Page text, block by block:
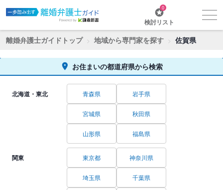
0
検討リスト
離婚弁護士ガイドトップ 地域から専門家を探す 佐賀県
お住まいの都道府県から検索
北海道・東北 青森県 岩手県
宮城県 秋田県
山形県 福島県
関東 東京都 神奈川県
埼玉県 千葉県